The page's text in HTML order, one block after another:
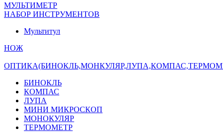
МУЛЬТИМЕТР
НАБОР ИНСТРУМЕНТОВ
Мультитул
НОЖ
БИНОКЛЬ
КОМПАС
ЛУПА
МИНИ МИКРОСКОП
МОНОКУЛЯР
ТЕРМОМЕТР